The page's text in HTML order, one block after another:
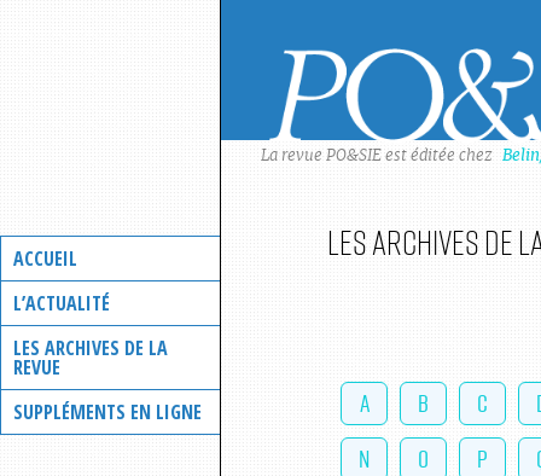
ACCUEIL
L’ACTUALITÉ
LES ARCHIVES DE LA
REVUE
SUPPLÉMENTS EN LIGNE
La revue PO&SIE est éditée chez
Les archives de
A B C
N
O P